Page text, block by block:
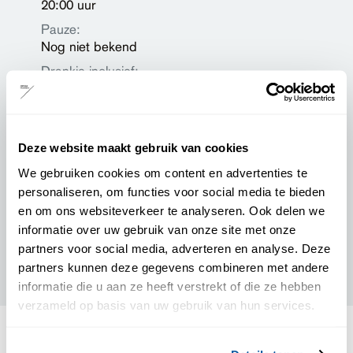
Deze website maakt gebruik van cookies
We gebruiken cookies om content en advertenties te
personaliseren, om functies voor social media te bieden
en om ons websiteverkeer te analyseren. Ook delen we
informatie over uw gebruik van onze site met onze
partners voor social media, adverteren en analyse. Deze
partners kunnen deze gegevens combineren met andere
informatie die u aan ze heeft verstrekt of die ze hebben
verzameld op basis van uw gebruik van hun services.
20:00 uur
Pauze:
Nog niet bekend
Drankje inclusief:
Prijzen
Zaalplattegrond
Credits